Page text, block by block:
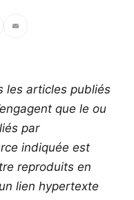
les articles publiés
que le ou
par
indiquée est
reproduits en
lien hypertexte